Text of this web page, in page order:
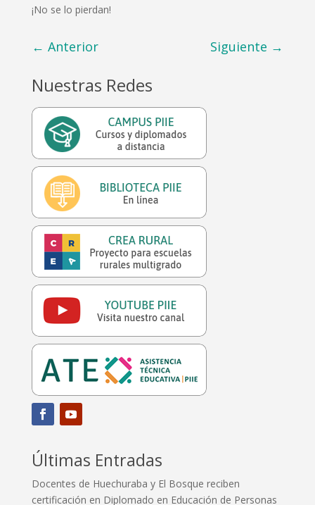
¡No se lo pierdan!
← Anterior Siguiente →
Nuestras Redes
Últimas Entradas
Docentes de Huechuraba y El Bosque reciben
certificación en Diplomado en Educación de Personas